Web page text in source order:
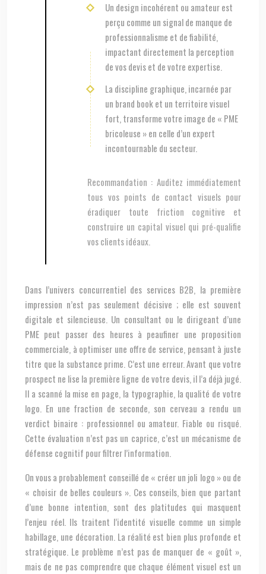
Un design incohérent ou amateur est
perçu comme un signal de manque de
professionnalisme et de fiabilité,
impactant directement la perception
de vos devis et de votre expertise.
La discipline graphique, incarnée par
un brand book et un territoire visuel
fort, transforme votre image de « PME
bricoleuse » en celle d’un expert
incontournable du secteur.
Recommandation : Auditez immédiatement
tous vos points de contact visuels pour
éradiquer toute friction cognitive et
construire un capital visuel qui pré-qualifie
vos clients idéaux.
Dans l’univers concurrentiel des services B2B, la première
impression n’est pas seulement décisive ; elle est souvent
digitale et silencieuse. Un consultant ou le dirigeant d’une
PME peut passer des heures à peaufiner une proposition
commerciale, à optimiser une offre de service, pensant à juste
titre que la substance prime. C’est une erreur. Avant que votre
prospect ne lise la première ligne de votre devis, il l’a déjà jugé.
Il a scanné la mise en page, la typographie, la qualité de votre
logo. En une fraction de seconde, son cerveau a rendu un
verdict binaire : professionnel ou amateur. Fiable ou risqué.
Cette évaluation n’est pas un caprice, c’est un mécanisme de
défense cognitif pour filtrer l’information.
On vous a probablement conseillé de « créer un joli logo » ou de
« choisir de belles couleurs ». Ces conseils, bien que partant
d’une bonne intention, sont des platitudes qui masquent
l’enjeu réel. Ils traitent l’identité visuelle comme un simple
habillage, une décoration. La réalité est bien plus profonde et
stratégique. Le problème n’est pas de manquer de « goût »,
mais de ne pas comprendre que chaque élément visuel est un